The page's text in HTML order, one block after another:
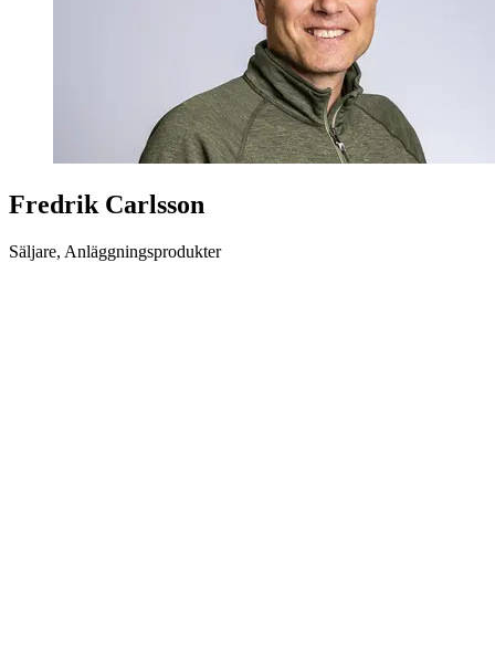
Fredrik Carlsson
Säljare, Anläggningsprodukter